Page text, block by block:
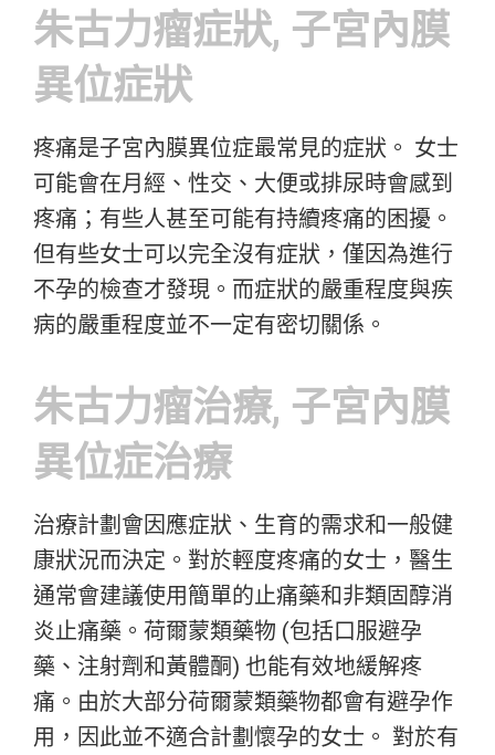
朱古力瘤症狀, 子宮內膜
異位症狀
疼痛是子宮內膜異位症最常見的症狀。 女士
可能會在月經、性交、大便或排尿時會感到
疼痛；有些人甚至可能有持續疼痛的困擾。
但有些女士可以完全沒有症狀，僅因為進行
不孕的檢查才發現。而症狀的嚴重程度與疾
病的嚴重程度並不一定有密切關係。
朱古力瘤治療, 子宮內膜
異位症治療
治療計劃會因應症狀、生育的需求和一般健
康狀況而決定。對於輕度疼痛的女士，醫生
通常會建議使用簡單的止痛藥和非類固醇消
炎止痛藥。荷爾蒙類藥物 (包括口服避孕
藥、注射劑和黃體酮) 也能有效地緩解疼
痛。由於大部分荷爾蒙類藥物都會有避孕作
用，因此並不適合計劃懷孕的女士。 對於有